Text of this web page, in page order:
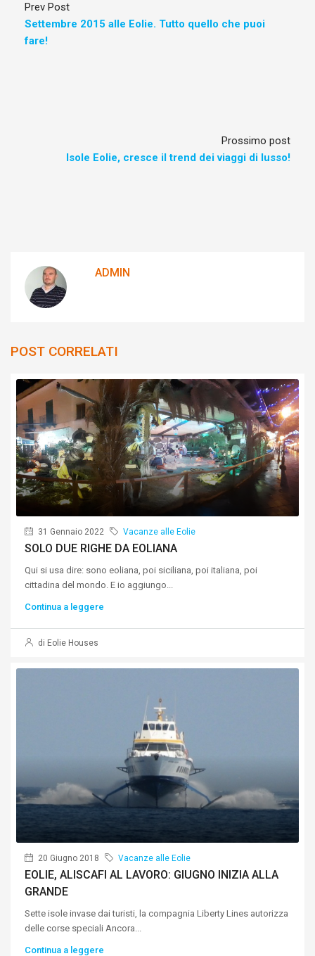
Prev Post
Settembre 2015 alle Eolie. Tutto quello che puoi
fare!
Prossimo post
Isole Eolie, cresce il trend dei viaggi di lusso!
ADMIN
POST CORRELATI
31 Gennaio 2022 Vacanze alle Eolie
SOLO DUE RIGHE DA EOLIANA
Qui si usa dire: sono eoliana, poi siciliana, poi italiana, poi
cittadina del mondo. E io aggiungo...
Continua a leggere
di Eolie Houses
20 Giugno 2018 Vacanze alle Eolie
EOLIE, ALISCAFI AL LAVORO: GIUGNO INIZIA ALLA
GRANDE
Sette isole invase dai turisti, la compagnia Liberty Lines autorizza
delle corse speciali Ancora...
Continua a leggere